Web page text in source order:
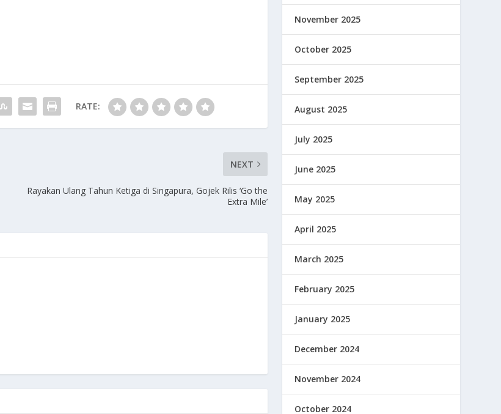
RATE:
NEXT
Rayakan Ulang Tahun Ketiga di Singapura, Gojek Rilis ‘Go the
Extra Mile’
November 2025
October 2025
September 2025
August 2025
July 2025
June 2025
May 2025
April 2025
March 2025
February 2025
January 2025
December 2024
November 2024
October 2024